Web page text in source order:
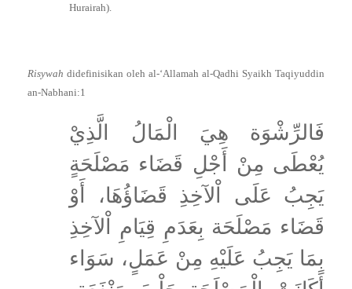
Hurairah).
Risywah didefinisikan oleh al-‘Allamah al-Qadhi Syaikh Taqiyuddin
an-Nabhani:1
فَالرِّشْوَة هِيَ الْمَالُ الَّذِيْ
يُعْطَى مِنْ أَجْلِ قَضَاء مَصْلَحَةٍ
يَجِبُ عَلَى اْلآخِذِ قَضَاؤُهَا، أَوْ
قَضَاء مَصْلَحَة بِعَدَمِ قِيَامِ اْلآخِذِ
بِمَا يَجِبُ عَلَيْهِ مِنْ عَمَلٍ، سَوَاء